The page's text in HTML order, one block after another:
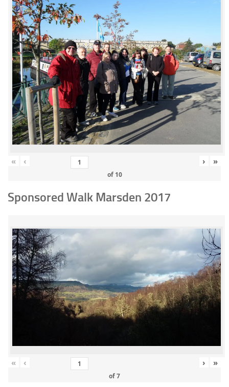
« ‹
of 10
› »
Sponsored Walk Marsden 2017
« ‹
of7
› »